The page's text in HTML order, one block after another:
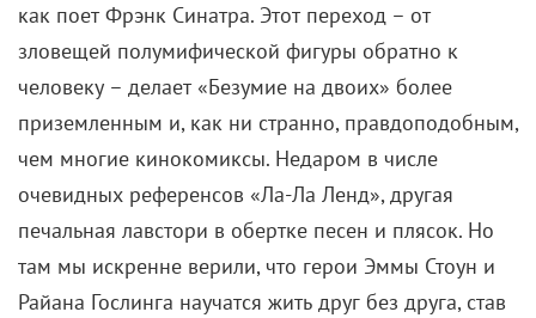
как поет Фрэнк Синатра. Этот переход – от
зловещей полумифической фигуры обратно к
человеку – делает «Безумие на двоих» более
приземленным и, как ни странно, правдоподобным,
чем многие кинокомиксы. Недаром в числе
очевидных референсов «Ла-Ла Ленд», другая
печальная лавстори в обертке песен и плясок. Но
там мы искренне верили, что герои Эммы Стоун и
Райана Гослинга научатся жить друг без друга, став